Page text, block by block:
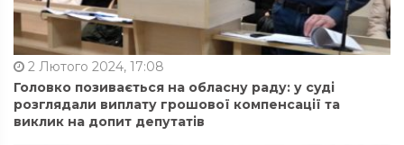
2 Лютого 2024, 17:08
Головко позивається на обласну раду: у суді
розглядали виплату грошової компенсації та
виклик на допит депутатів